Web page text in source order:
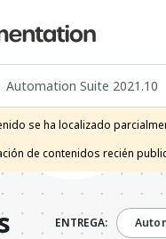
Automation Suite 2021.10
se ha localizado
de contenidos recién
ENTREGA: